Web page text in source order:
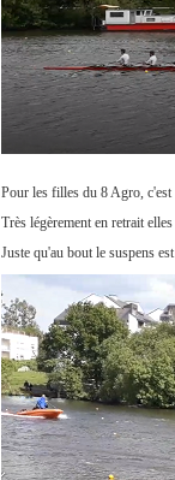
Pour les filles du 8 Agro, c'est
Très légèrement en retrait
Juste qu'au bout le suspens